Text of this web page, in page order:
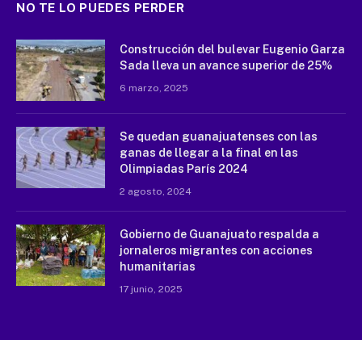
NO TE LO PUEDES PERDER
Construcción del bulevar Eugenio Garza
Sada lleva un avance superior de 25%
6 marzo, 2025
Se quedan guanajuatenses con las
ganas de llegar a la final en las
Olimpiadas París 2024
2 agosto, 2024
Gobierno de Guanajuato respalda a
jornaleros migrantes con acciones
humanitarias
17 junio, 2025